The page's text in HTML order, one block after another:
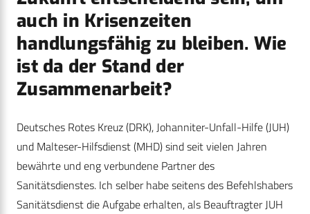
auch in Krisenzeiten
handlungsfähig zu bleiben. Wie
ist da der Stand der
Zusammenarbeit?
Deutsches Rotes Kreuz (DRK), Johanniter-Unfall-Hilfe (JUH)
und Malteser-Hilfsdienst (MHD) sind seit vielen Jahren
bewährte und eng verbundene Partner des
Sanitätsdienstes. Ich selber habe seitens des Befehlshabers
Sanitätsdienst die Aufgabe erhalten, als Beauftragter JUH